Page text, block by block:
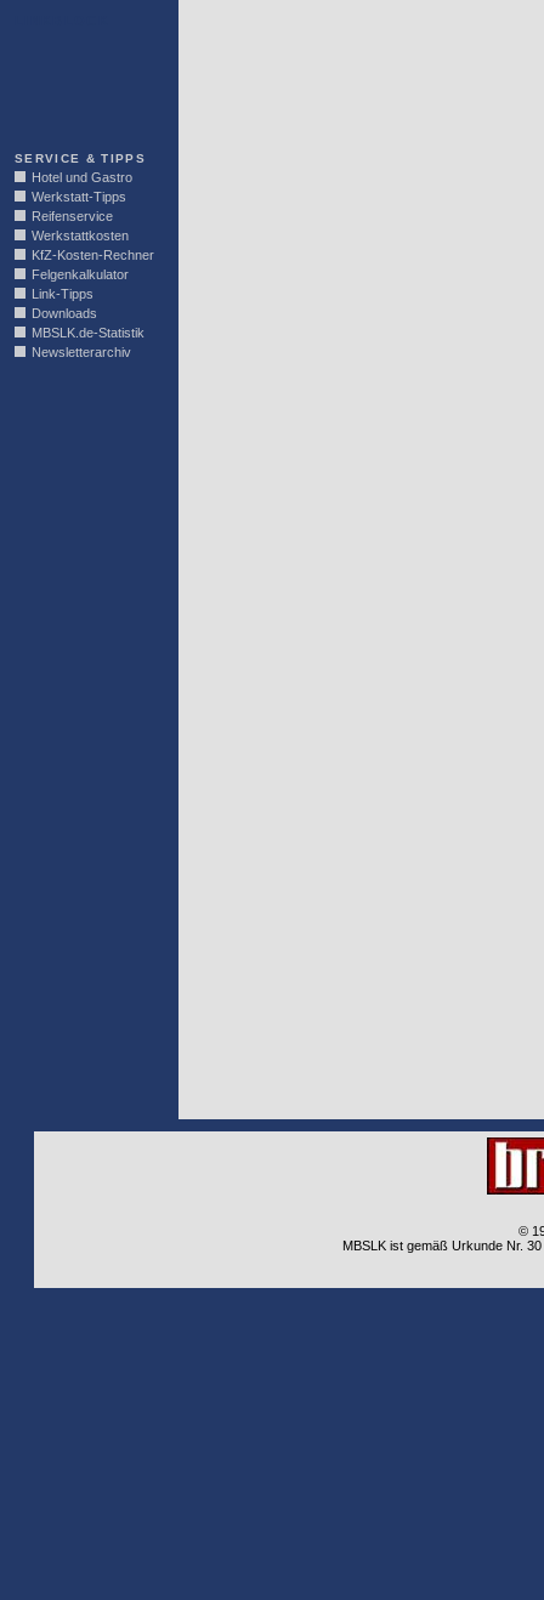
SERVICE & TIPPS
Hotel und Gastro
Werkstatt-Tipps
Reifenservice
Werkstattkosten
KfZ-Kosten-Rechner
Felgenkalkulator
Link-Tipps
Downloads
MBSLK.de-Statistik
Newsletterarchiv
©
MBSLK ist gemäß Urkunde Nr.